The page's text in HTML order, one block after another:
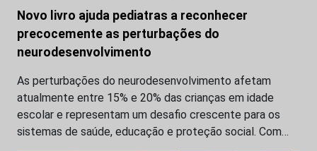
Novo livro ajuda pediatras a reconhecer
precocemente as perturbações do
neurodesenvolvimento
As perturbações do neurodesenvolvimento afetam
atualmente entre 15% e 20% das crianças em idade
escolar e representam um desafio crescente para os
sistemas de saúde, educação e proteção social. Com…